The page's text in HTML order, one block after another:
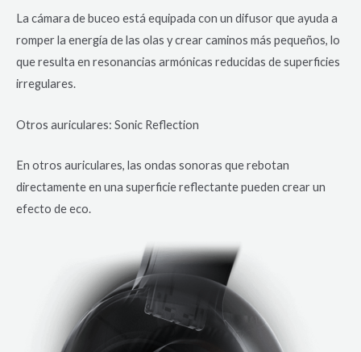
La cámara de buceo está equipada con un difusor que ayuda a
romper la energía de las olas y crear caminos más pequeños, lo
que resulta en resonancias armónicas reducidas de superficies
irregulares.
Otros auriculares: Sonic Reflection
En otros auriculares, las ondas sonoras que rebotan
directamente en una superficie reflectante pueden crear un
efecto de eco.